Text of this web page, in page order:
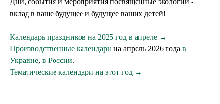
Дни, события и мероприятия посвященные экологии -
вклад в ваше будущее и будущее ваших детей!
Календарь праздников на 2025 год в апреле →
Производственные календари на апрель 2026 года в
Украине, в России.
Тематические календари на этот год →